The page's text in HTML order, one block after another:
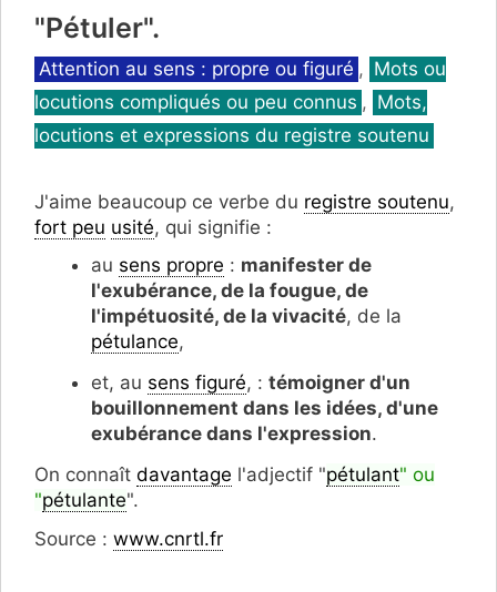
"Pétuler".
Catégories
Attention au sens : propre ou figuré , Mots ou
locutions compliqués ou peu connus , Mots,
locutions et expressions du registre soutenu
J'aime beaucoup ce verbe du registre soutenu,
fort peu usité, qui signifie :
au sens propre : manifester de
l'exubérance, de la fougue, de
l'impétuosité, de la vivacité, de la
pétulance,
et, au sens figuré, : témoigner d'un
bouillonnement dans les idées, d'une
exubérance dans l'expression.
On connaît davantage l'adjectif "pétulant" ou
"pétulante".
Source : www.cnrtl.fr